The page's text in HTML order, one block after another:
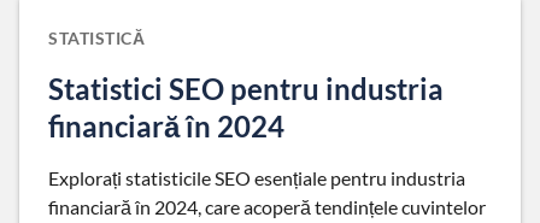
STATISTICĂ
Statistici SEO pentru industria
financiară în 2024
Explorați statisticile SEO esențiale pentru industria
financiară în 2024, care acoperă tendințele cuvintelor